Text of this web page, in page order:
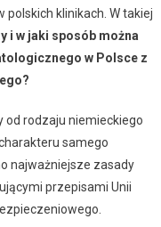
klinikach. W takiej
i w jaki sposób można
w Polsce z
od rodzaju niemieckiego
samego
najważniejsze zasady
przepisami Unii